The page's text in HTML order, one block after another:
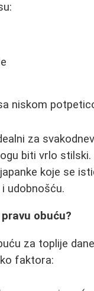
niskom
za
biti vrlo stilski.
koje se
udobnošću.
obuću?
za toplije
faktora: